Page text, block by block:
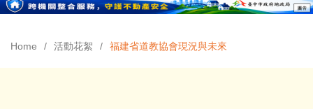
Home 活動花絮 福建省道教協會現況與未來